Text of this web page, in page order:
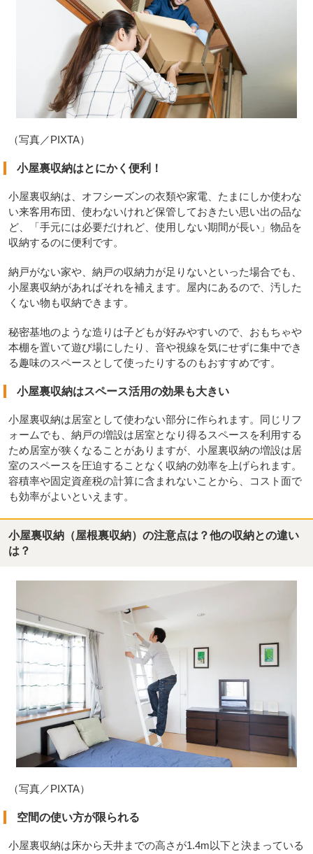
（写真／PIXTA）
小屋裏収納はとにかく便利！
小屋裏収納は、オフシーズンの衣類や家電、たまにしか使わな
い来客用布団、使わないけれど保管しておきたい思い出の品な
ど、「手元には必要だけれど、使用しない期間が長い」物品を
収納するのに便利です。
納戸がない家や、納戸の収納力が足りないといった場合でも、
小屋裏収納があればそれを補えます。屋内にあるので、汚した
くない物も収納できます。
秘密基地のような造りは子どもが好みやすいので、おもちゃや
本棚を置いて遊び場にしたり、音や視線を気にせずに集中でき
る趣味のスペースとして使ったりするのもおすすめです。
小屋裏収納はスペース活用の効果も大きい
小屋裏収納は居室として使わない部分に作られます。同じリフ
ォームでも、納戸の増設は居室となり得るスペースを利用する
ため居室が狭くなることがありますが、小屋裏収納の増設は居
室のスペースを圧迫することなく収納の効率を上げられます。
容積率や固定資産税の計算に含まれないことから、コスト面で
も効率がよいといえます。
小屋裏収納（屋根裏収納）の注意点は？他の収納との違い
は？
（写真／PIXTA）
空間の使い方が限られる
小屋裏収納は床から天井までの高さが1.4m以下と決まっている